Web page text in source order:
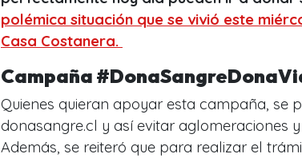
polémica situación que se vivió este
Casa Costanera.
Campaña
Quienes quieran apoyar esta campaña, se
donasangre.cl y así evitar aglomeraciones
Además, se reiteró que para realizar el